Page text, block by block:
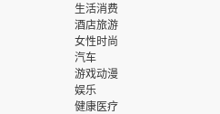
生活消费
酒店旅游
女性时尚
汽车
游戏动漫
娱乐
健康医疗